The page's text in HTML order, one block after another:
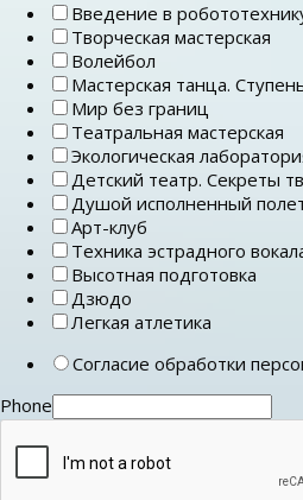
Введение в
Творческая мастерская
Волейбол
Мастерская танца.
Мир без границ
Театральная мастерская
Экологическая
Детский театр. Секреты
Душой исполненный
Арт-клуб
Техника эстрадного
Высотная подготовка
Дзюдо
Легкая атлетика
Согласие обработки
Phone